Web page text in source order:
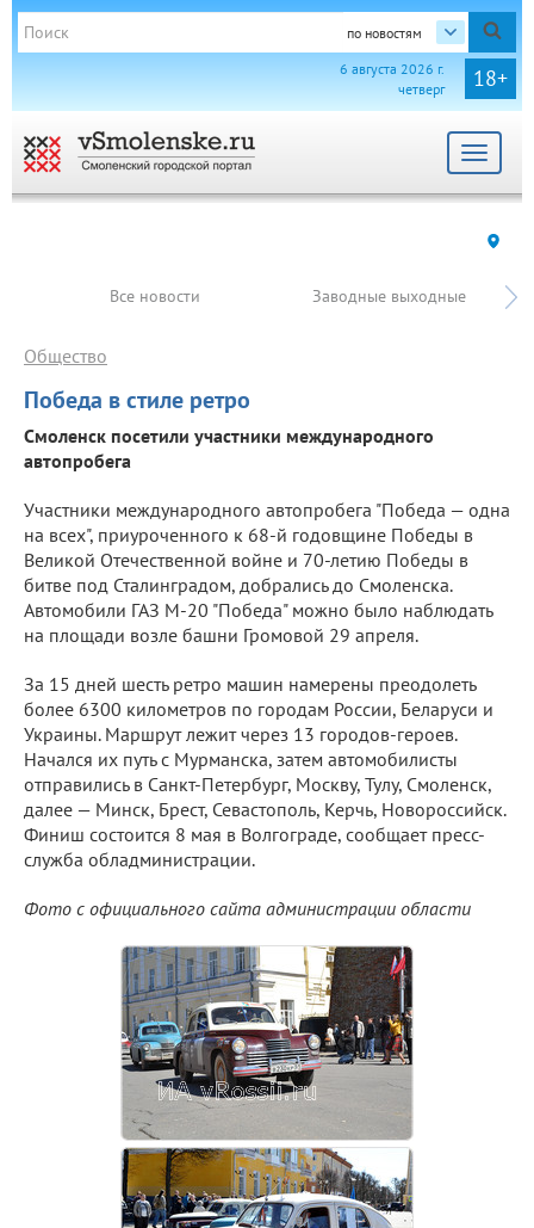
по новостям
18+
6 августа 2026 г.
четверг
Toggle
Все новости Заводные выходные
Победа в стиле ретро
Общество
Смоленск посетили участники международного
автопробега
Участники международного автопробега "Победа — одна
на всех", приуроченного к 68-й годовщине Победы в
Великой Отечественной войне и 70-летию Победы в
битве под Сталинградом, добрались до Смоленска.
Автомобили ГАЗ М-20 "Победа" можно было наблюдать
на площади возле башни Громовой 29 апреля.
За 15 дней шесть ретро машин намерены преодолеть
более 6300 километров по городам России, Беларуси и
Украины. Маршрут лежит через 13 городов-героев.
Начался их путь с Мурманска, затем автомобилисты
отправились в Санкт-Петербург, Москву, Тулу, Смоленск,
далее — Минск, Брест, Севастополь, Керчь, Новороссийск.
Финиш состоится 8 мая в Волгограде, сообщает пресс-
служба обладминистрации.
Фото с официального сайта администрации области